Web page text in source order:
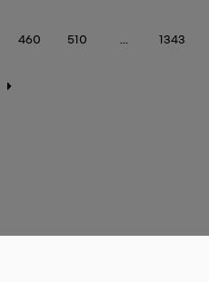
460 510 1343